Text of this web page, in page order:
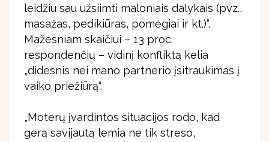
leidžiu sau užsiimti maloniais dalykais (pvz.,
masažas, pedikiūras, pomėgiai ir kt.)“.
Mažesniam skaičiui – 13 proc.
respondenčių – vidinį konfliktą kelia
„didesnis nei mano partnerio įsitraukimas į
vaiko priežiūrą“.
„Moterų įvardintos situacijos rodo, kad
gerą savijautą lemia ne tik streso,